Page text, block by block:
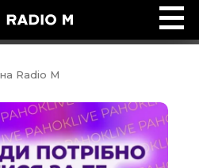
Radio M
Radio M